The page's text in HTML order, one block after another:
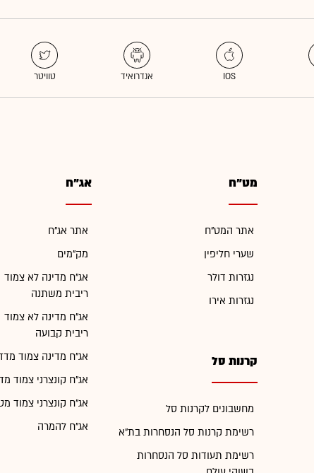
מט"ח
אתר המט"ח
שערי חליפין
נגזרות דולר
נגזרות אירו
קרנות סל
מחשבונים לקרנות סל
רשימת קרנות סל הנסחרות בת"א
רשימת תעודות סל הנסחרות
אג"ח
אתר אג"ח
מק"מים
אג"ח מדינה לא צמוד
ריבית משתנה
אג"ח מדינה לא צמוד
ריבית קבועה
אג"ח מדינה צמוד
אג"ח קונצרני צמוד
אג"ח קונצרני צמוד
אג"ח להמרה